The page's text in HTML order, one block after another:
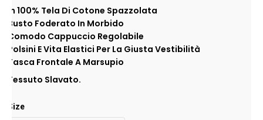
In 100% Tela Di Cotone Spazzolata
Busto Foderato In Morbido
Comodo Cappuccio Regolabile
Polsini E Vita Elastici Per La Giusta Vestibilità
Tasca Frontale A Marsupio
Tessuto Slavato.
Size